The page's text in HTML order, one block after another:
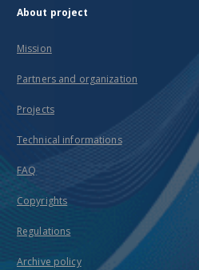
About project
Mission
Partners and organization
Projects
Technical informations
FAQ
Copyrights
Regulations
Archive policy